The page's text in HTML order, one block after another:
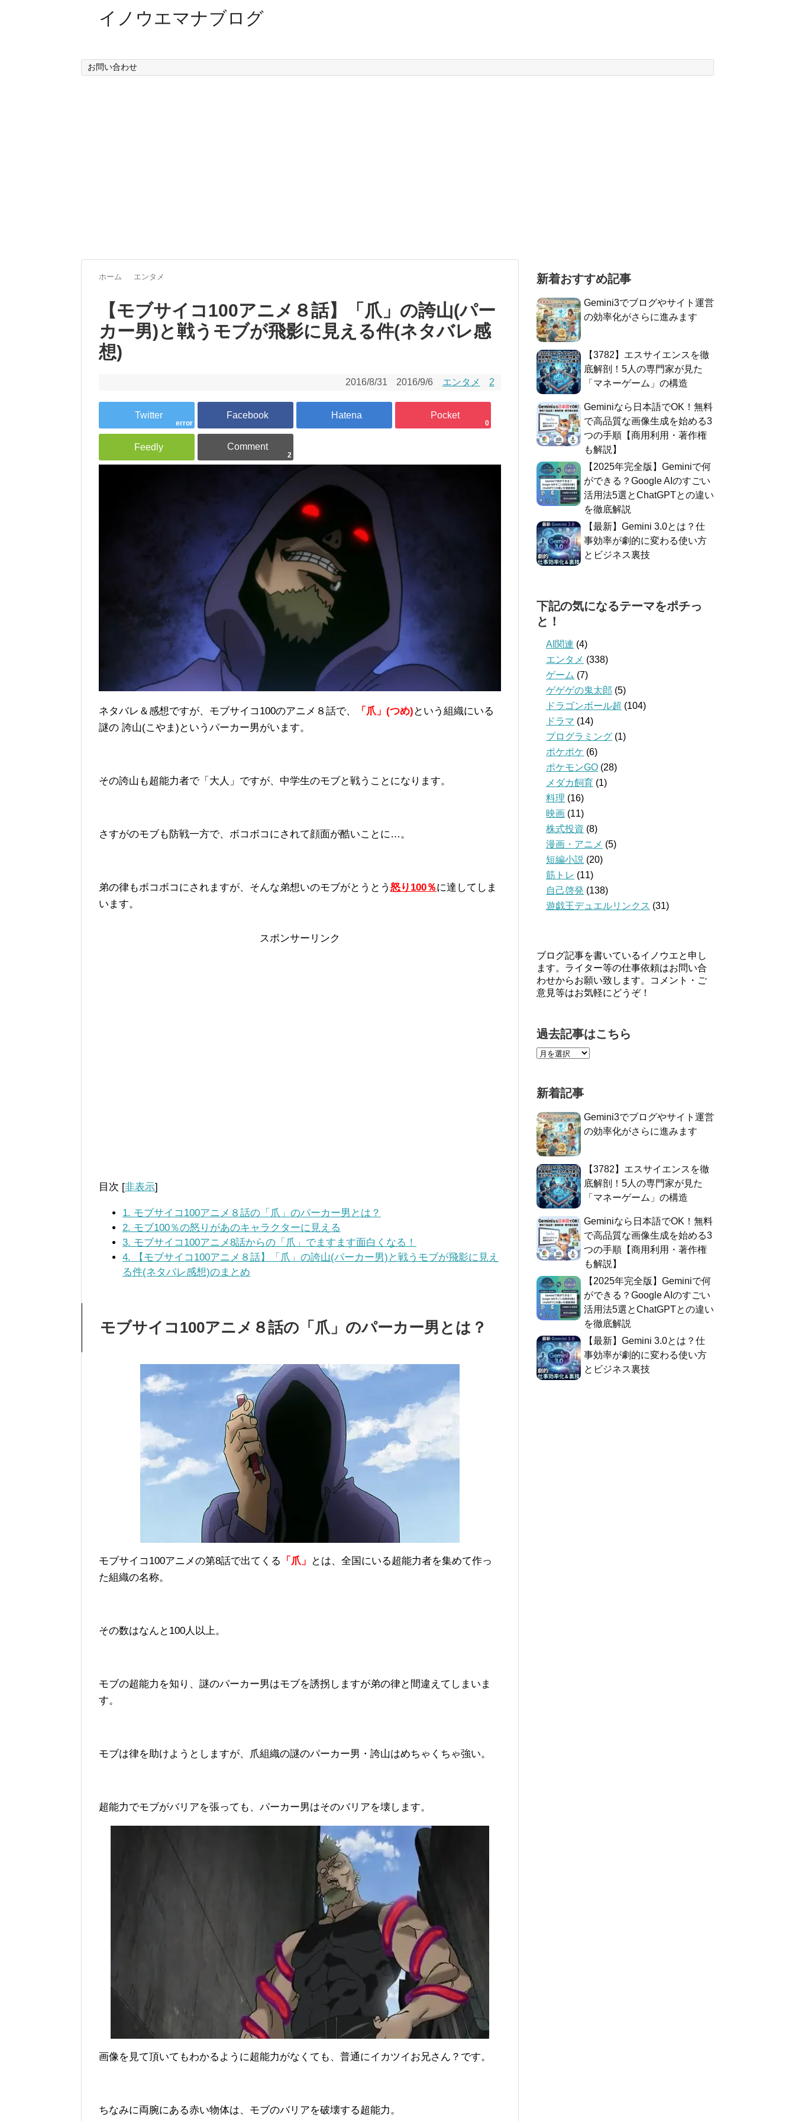
イノウエマナブログ
お問い合わせ
ホーム エンタメ
【モブサイコ100アニメ８話】「爪」の誇山(パー
カー男)と戦うモブが飛影に見える件(ネタバレ感
想)
2016/8/31 2016/9/6 エンタメ 2
error 0
2
ネタバレ＆感想ですが、モブサイコ100のアニメ８話で、 「爪」(つめ) という組織にいる
謎の 誇山(こやま)というパーカー男がいます。
その誇山も超能力者で「大人」ですが、中学生のモブと戦うことになります。
さすがのモブも防戦一方で、ボコボコにされて顔面が酷いことに…。
弟の律もボコボコにされますが、そんな弟想いのモブがとうとう 怒り100％に達してしま
います。
スポンサーリンク
目次 [非表示]
1. モブサイコ100アニメ８話の「爪」のパーカー男とは？
2. モブ100％の怒りがあのキャラクターに見える
3. モブサイコ100アニメ8話からの「爪」でますます面白くなる！
4. 【モブサイコ100アニメ８話】「爪」の誇山(パーカー男)と戦うモブが飛影に見え
る件(ネタバレ感想)のまとめ
モブサイコ100アニメ８話の「爪」のパーカー男とは？
モブサイコ100アニメの第8話で出てくる 「爪」
とは、全国にいる超能力者を集めて作っ
た組織の名称。
その数はなんと100人以上。
モブの超能力を知り、謎のパーカー男はモブを誘拐しますが弟の律と間違えてしまいま
す。
モブは律を助けようとしますが、爪組織の謎のパーカー男・誇山はめちゃくちゃ強い。
超能力でモブがバリアを張っても、パーカー男はそのバリアを壊します。
画像を見て頂いてもわかるように超能力がなくても、普通にイカツイお兄さん？です。
ちなみに両腕にある赤い物体は、モブのバリアを破壊する超能力。
新着おすすめ記事
Gemini3でブログやサイト運営
の効率化がさらに進みます
​【3782】エスサイエンスを徹
底解剖！5人の専門家が見た
「マネーゲーム」の構造
Geminiなら日本語でOK！無料
で高品質な画像生成を始める3
つの手順【商用利用・著作権
も解説】
​【2025年完全版】Geminiで何
ができる？Google AIのすごい
活用法5選とChatGPTとの違い
を徹底解説
​【最新】Gemini 3.0とは？仕
事効率が劇的に変わる使い方
とビジネス裏技
下記の気になるテーマをポチっ
と！
AI関連 (4)
エンタメ (338)
ゲーム (7)
ゲゲゲの鬼太郎 (5)
ドラゴンボール超 (104)
ドラマ (14)
プログラミング (1)
ポケポケ (6)
ポケモンGO (28)
メダカ飼育 (1)
料理 (16)
映画 (11)
株式投資 (8)
漫画・アニメ (5)
短編小説 (20)
筋トレ (11)
自己啓発 (138)
遊戯王デュエルリンクス (31)
ブログ記事を書いているイノウエと申し
ます。ライター等の仕事依頼はお問い合
わせからお願い致します。コメント・ご
意見等はお気軽にどうぞ！
過去記事はこちら
新着記事
Gemini3でブログやサイト運営
の効率化がさらに進みます
​【3782】エスサイエンスを徹
底解剖！5人の専門家が見た
「マネーゲーム」の構造
Geminiなら日本語でOK！無料
で高品質な画像生成を始める3
つの手順【商用利用・著作権
も解説】
​【2025年完全版】Geminiで何
ができる？Google AIのすごい
活用法5選とChatGPTとの違い
を徹底解説
​【最新】Gemini 3.0とは？仕
事効率が劇的に変わる使い方
とビジネス裏技